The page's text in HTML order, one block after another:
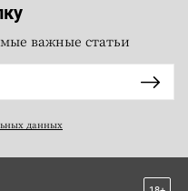
важные статьи
данных